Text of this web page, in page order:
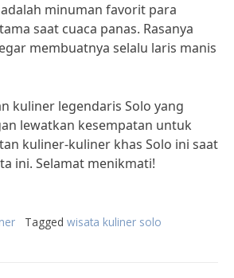
adalah minuman favorit para
saat cuaca panas. Rasanya
membuatnya selalu laris manis
kuliner legendaris Solo yang
lewatkan kesempatan untuk
kuliner-kuliner khas Solo ini saat
ini. Selamat menikmati!
Tagged wisata kuliner solo